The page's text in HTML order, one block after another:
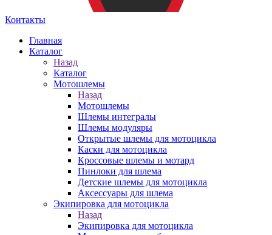
Контакты
Главная
Каталог
Назад
Каталог
Мотошлемы
Назад
Мотошлемы
Шлемы интегралы
Шлемы модуляры
Открытые шлемы для мотоцикла
Каски для мотоцикла
Кроссовые шлемы и мотард
Пинлоки для шлема
Детские шлемы для мотоцикла
Аксессуары для шлема
Экипировка для мотоцикла
Назад
Экипировка для мотоцикла